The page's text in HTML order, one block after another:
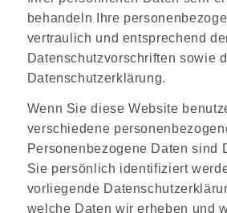
behandeln Ihre
vertraulich und entsprechend
Datenschutzvorschriften sowie
Datenschutzerklärung.
Wenn Sie diese Website
verschiedene
Personenbezogene Daten sind
Sie persönlich identifiziert
vorliegende
welche Daten wir erheben und